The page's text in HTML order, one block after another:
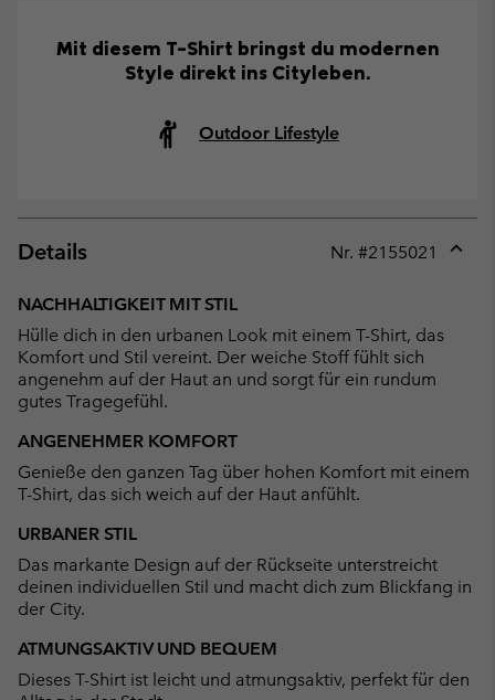
Mit diesem T-Shirt bringst du modernen
Style direkt ins Cityleben.
Outdoor Lifestyle
Details Nr. #2155021
NACHHALTIGKEIT MIT STIL
Hülle dich in den urbanen Look mit einem T-Shirt, das
Komfort und Stil vereint. Der weiche Stoff fühlt sich
angenehm auf der Haut an und sorgt für ein rundum
gutes Tragegefühl.
ANGENEHMER KOMFORT
Genieße den ganzen Tag über hohen Komfort mit einem
T-Shirt, das sich weich auf der Haut anfühlt.
URBANER STIL
Das markante Design auf der Rückseite unterstreicht
deinen individuellen Stil und macht dich zum Blickfang in
der City.
ATMUNGSAKTIV UND BEQUEM
Dieses T-Shirt ist leicht und atmungsaktiv, perfekt für den